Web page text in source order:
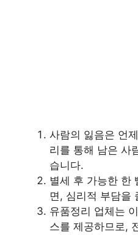
사람의 잃음은 언
리를 통해 남은 사
습니다.
별세 후 가능한 한
면, 심리적 부담을
유품정리 업체는
스를 제공하므로,